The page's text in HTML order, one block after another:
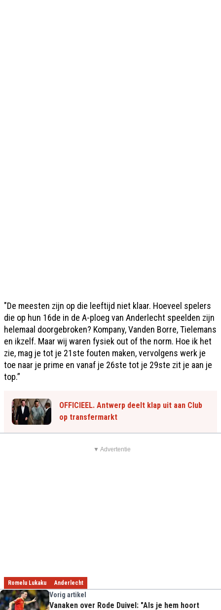
"De meesten zijn op die leeftijd niet klaar. Hoeveel spelers
die op hun 16de in de A-ploeg van Anderlecht speelden zijn
helemaal doorgebroken? Kompany, Vanden Borre, Tielemans
en ikzelf. Maar wij waren fysiek out of the norm. Hoe ik het
zie, mag je tot je 21ste fouten maken, vervolgens werk je
toe naar je prime en vanaf je 26ste tot je 29ste zit je aan je
top.”
OFFICIEEL. Antwerp deelt klap uit aan Club
op transfermarkt
▼ Advertentie
Romelu Lukaku Anderlecht
Vorig artikel
Vanaken over Rode Duivel: "Als je hem hoort